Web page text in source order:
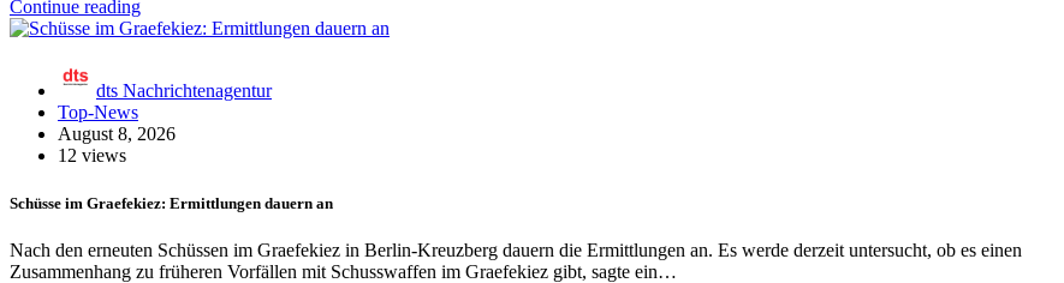
Continue reading
dts Nachrichtenagentur
Top-News
August 8, 2026
12 views
Schüsse im Graefekiez: Ermittlungen dauern an
Nach den erneuten Schüssen im Graefekiez in Berlin-Kreuzberg dauern die Ermittlungen an. Es werde derzeit untersucht, ob es einen
Zusammenhang zu früheren Vorfällen mit Schusswaffen im Graefekiez gibt, sagte ein…